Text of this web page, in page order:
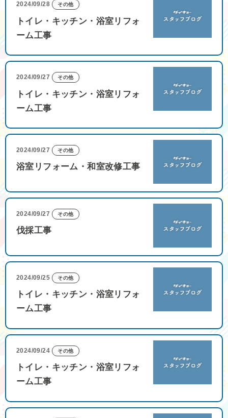
2024/09/28 その他
トイレ・キッチン・浴室リフォ
ーム工事
2024/09/27 その他
トイレ・キッチン・浴室リフォ
ーム工事
2024/09/27 その他
浴室リフォーム・和室改修工事
2024/09/27 その他
伐採工事
2024/09/25 その他
トイレ・キッチン・浴室リフォ
ーム工事
2024/09/24 その他
トイレ・キッチン・浴室リフォ
ーム工事